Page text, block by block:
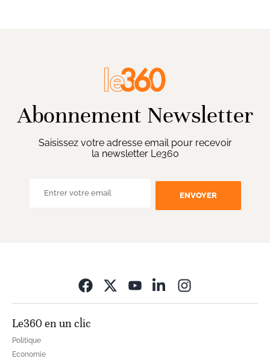
Abonnement Newsletter
Saisissez votre adresse email pour recevoir
la newsletter Le360
ENVOYER
Le360 en un clic
Politique
Economie